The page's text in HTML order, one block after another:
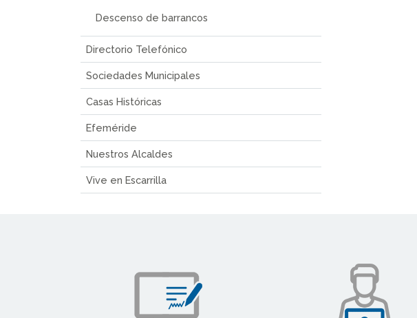
Descenso de barrancos
Directorio Telefónico
Sociedades Municipales
Casas Históricas
Efeméride
Nuestros Alcaldes
Vive en Escarrilla